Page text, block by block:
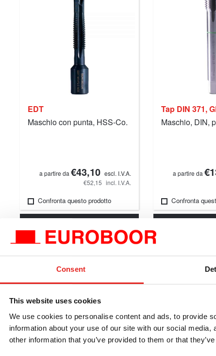
Consent
This website uses cookies
We use cookies to personalise content and ads, to provide
information about your use of our site with our social
other information that you’ve provided to them or that
EDT
Maschio con punta, HSS-Co.
a partire da €43,10 escl. I.V.A.
€52,15 incl. I.V.A.
Confronta questo prodotto
Dettagli
Tap DIN 371,
Maschio, DIN,
a partire da
Confronta